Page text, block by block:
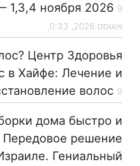
ноября 2026 9
אוגוסט 2026, 0:33,
Центр Здоровья
в Хайфе: Лечение и
волос 9 אוגוסט 2026, 0:32,
дома быстро и
Передовое решение
Гениальный